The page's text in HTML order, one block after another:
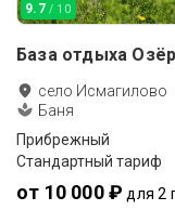
9.7 / 10
База отдыха
село Исмагилово
Баня
Прибрежный
Стандартный тариф
от 10 000 ₽ для 2